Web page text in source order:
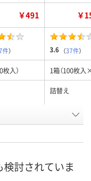
￥491 ￥
件） 3.6 （37件）
枚入） 1箱（100枚入
詰替え
9922643
い終了しま
お取り扱い終
討されていま